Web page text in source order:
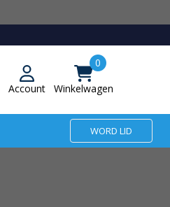
Account Winkelwagen
WORD LID